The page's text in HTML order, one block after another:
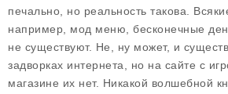
печально, но реальность такова.
например, мод меню, бесконечные
не существуют. Не, ну может, и
задворках интернета, но на сайте с
магазине их нет. Никакой волшебной